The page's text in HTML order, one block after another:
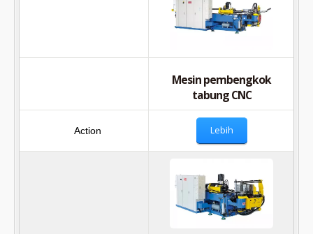
Mesin pembengkok
tabung CNC
Lebih